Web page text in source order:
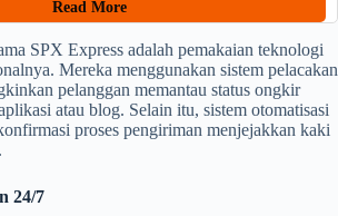
Read More
SPX Express adalah pemakaian teknologi
Mereka menggunakan sistem pelacakan
pelanggan memantau status ongkir
atau blog. Selain itu, sistem otomatisasi
proses pengiriman menjejakkan kaki
24/7